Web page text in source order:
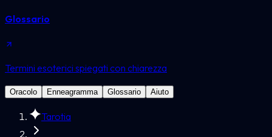
Glossario
Termini esoterici spiegati con chiarezza
Oracolo Enneagramma Glossario Aiuto
Tarotia